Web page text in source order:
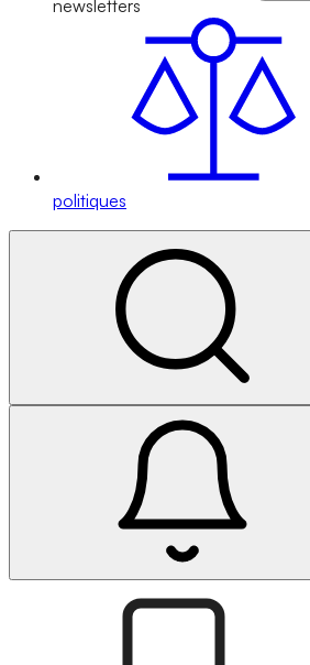
newsletters
politiques